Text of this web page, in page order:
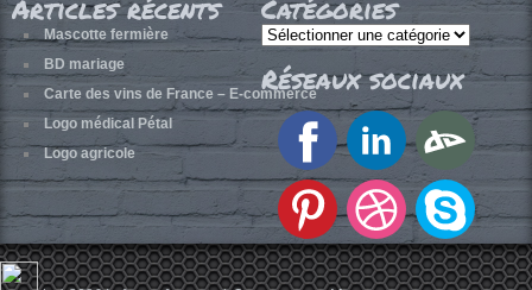
Articles récents
Mascotte fermière
BD mariage
Carte des vins de France – E-commerce
Logo médical Pétal
Logo agricole
Catégories
Catégories
Réseaux sociaux